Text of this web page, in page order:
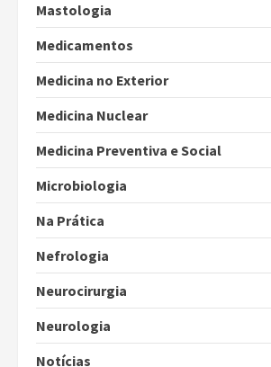
Mastologia
Medicamentos
Medicina no Exterior
Medicina Nuclear
Medicina Preventiva e Social
Microbiologia
Na Prática
Nefrologia
Neurocirurgia
Neurologia
Notícias